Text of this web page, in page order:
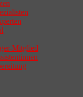
Mitglied